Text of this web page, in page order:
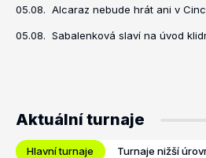
05.08. Alcaraz nebude hrát ani v
05.08. Sabalenková slaví na úvod
Aktuální turnaje
Hlavní turnaje Turnaje nižší